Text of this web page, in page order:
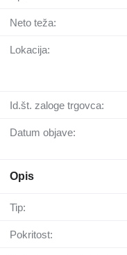
Neto teža:
Lokacija:
Id.št. zaloge trgovca:
Datum objave:
Opis
Tip:
Pokritost: